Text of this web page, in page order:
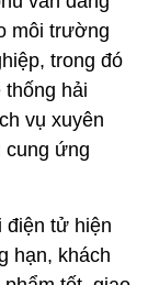
điện tử hiện
khách
tốt, giao
Về phía
chưa đồng
và các vấn
vận hành